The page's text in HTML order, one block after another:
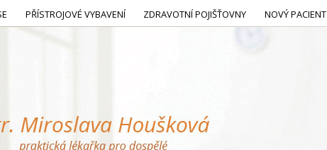
PŘÍSTROJOVÉ VYBAVENÍ ZDRAVOTNÍ POJIŠŤOVNY NOVÝ PACIENT